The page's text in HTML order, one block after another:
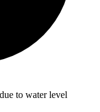
to water level